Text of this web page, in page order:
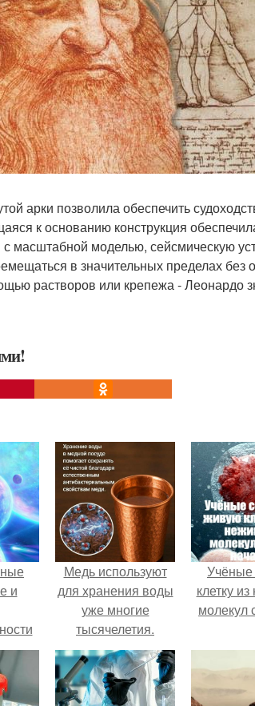
арки позволила обеспечить
к основанию конструкция
с масштабной моделью, сейсмическую
в значительных пределах без
растворов или крепежа - Леонардо
и
Медь используют
для хранения воды
уже многие
тысячелетия.
клетку
молекул